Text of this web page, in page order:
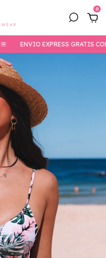
0
ENVIO EXPRESS GRATIS CON